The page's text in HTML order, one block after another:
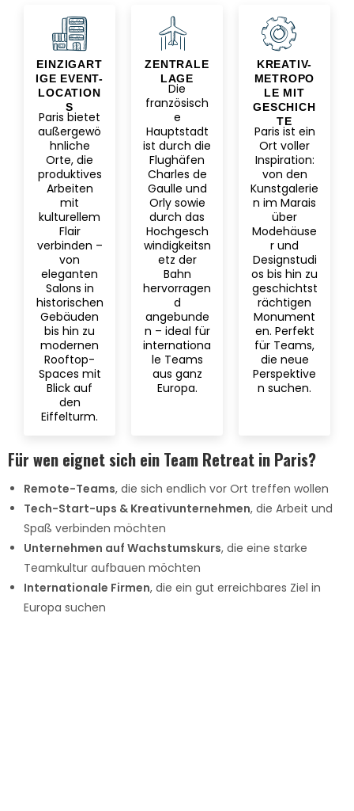
EINZIGART
IGE EVENT-
LOCATION
S
Paris bietet
außergewö
hnliche
Orte, die
produktives
Arbeiten
mit
kulturellem
Flair
verbinden –
von
eleganten
Salons in
historischen
Gebäuden
bis hin zu
modernen
Rooftop-
Spaces mit
Blick auf
den
Eiffelturm.
ZENTRALE
LAGE
Die
französisch
e
Hauptstadt
ist durch die
Flughäfen
Charles de
Gaulle und
Orly sowie
durch das
Hochgesch
windigkeitsn
etz der
Bahn
hervorragen
d
angebunde
n – ideal für
internationa
le Teams
aus ganz
Europa.
KREATIV-
METROPO
LE MIT
GESCHICH
TE
Paris ist ein
Ort voller
Inspiration:
von den
Kunstgalerie
n im Marais
über
Modehäuse
r und
Designstudi
os bis hin zu
geschichtst
rächtigen
Monument
en. Perfekt
für Teams,
die neue
Perspektive
n suchen.
Für wen eignet sich ein Team Retreat in Paris?
Remote-Teams, die sich endlich vor Ort treffen wollen
Tech-Start-ups & Kreativunternehmen, die Arbeit und
Spaß verbinden möchten
Unternehmen auf Wachstumskurs, die eine starke
Teamkultur aufbauen möchten
Internationale Firmen, die ein gut erreichbares Ziel in
Europa suchen